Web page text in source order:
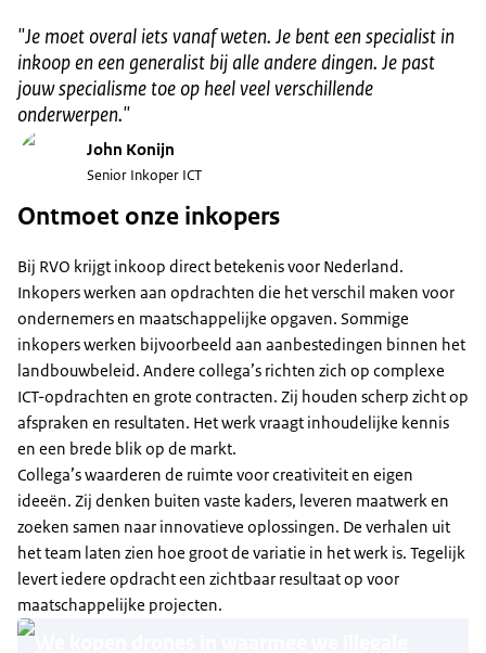
"Je moet overal iets vanaf weten. Je bent een specialist in
inkoop en een generalist bij alle andere dingen. Je past
jouw specialisme toe op heel veel verschillende
onderwerpen."
John Konijn
Senior Inkoper ICT
Ontmoet onze inkopers
Bij RVO krijgt inkoop direct betekenis voor Nederland.
Inkopers werken aan opdrachten die het verschil maken voor
ondernemers en maatschappelijke opgaven. Sommige
inkopers werken bijvoorbeeld aan aanbestedingen binnen het
landbouwbeleid. Andere collega’s richten zich op complexe
ICT-opdrachten en grote contracten. Zij houden scherp zicht op
afspraken en resultaten. Het werk vraagt inhoudelijke kennis
en een brede blik op de markt.
Collega’s waarderen de ruimte voor creativiteit en eigen
ideeën. Zij denken buiten vaste kaders, leveren maatwerk en
zoeken samen naar innovatieve oplossingen. De verhalen uit
het team laten zien hoe groot de variatie in het werk is. Tegelijk
levert iedere opdracht een zichtbaar resultaat op voor
maatschappelijke projecten.